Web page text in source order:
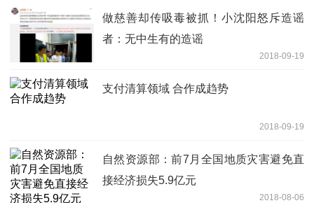
做慈善却传吸毒被抓！小沈阳怒斥造谣
者：无中生有的造谣
2018-09-19
支付清算领域 合作成趋势
2018-09-19
自然资源部：前7月全国地质灾害避免直
接经济损失5.9亿元
2018-08-06